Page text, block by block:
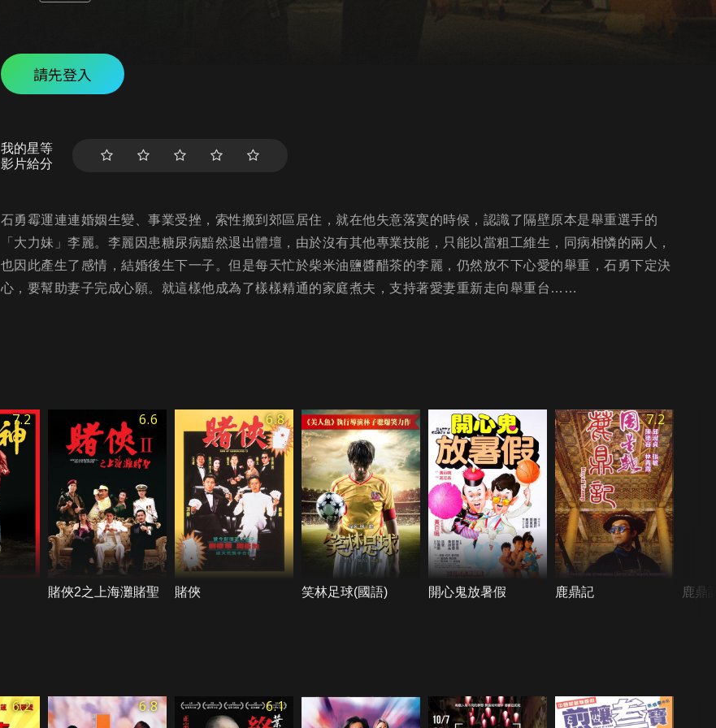
請先登入
我的星等
影片給分
石勇霉運連連婚姻生變、事業受挫，索性搬到郊區居住，就在他失意落寞的時候，認識了隔壁原本是舉重選手的
「大力妹」李麗。李麗因患糖尿病黯然退出體壇，由於沒有其他專業技能，只能以當粗工維生，同病相憐的兩人，
也因此產生了感情，結婚後生下一子。但是每天忙於柴米油鹽醬醋茶的李麗，仍然放不下心愛的舉重，石勇下定決
心，要幫助妻子完成心願。就這樣他成為了樣樣精通的家庭煮夫，支持著愛妻重新走向舉重台……
7.2 6.6
賭俠2之上海灘賭聖
6.8
賭俠 笑林足球(國語) 開心鬼放暑假
7.2
鹿鼎記 鹿鼎
6.2 6.8 6.1